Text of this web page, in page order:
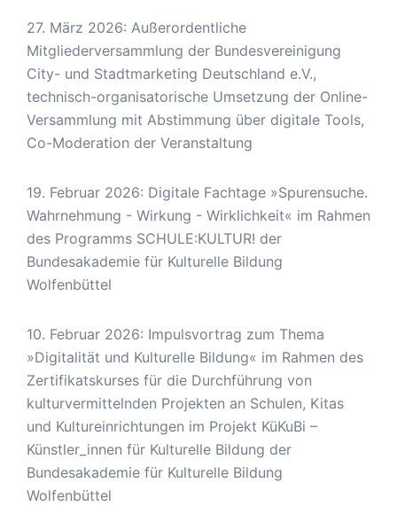
27. März 2026: Außerordentliche
Mitgliederversammlung der Bundesvereinigung
City- und Stadtmarketing Deutschland e.V.,
technisch-organisatorische Umsetzung der Online-
Versammlung mit Abstimmung über digitale Tools,
Co-Moderation der Veranstaltung
19. Februar 2026: Digitale Fachtage »Spurensuche.
Wahrnehmung - Wirkung - Wirklichkeit« im Rahmen
des Programms SCHULE:KULTUR! der
Bundesakademie für Kulturelle Bildung
Wolfenbüttel
10. Februar 2026: Impulsvortrag zum Thema
»Digitalität und Kulturelle Bildung« im Rahmen des
Zertifikatskurses für die Durchführung von
kulturvermittelnden Projekten an Schulen, Kitas
und Kultureinrichtungen im Projekt KüKuBi –
Künstler_innen für Kulturelle Bildung der
Bundesakademie für Kulturelle Bildung
Wolfenbüttel